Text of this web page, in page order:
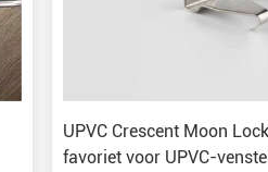
UPVC Crescent Moon
favoriet voor UPVC-